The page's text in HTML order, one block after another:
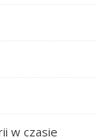
w czasie